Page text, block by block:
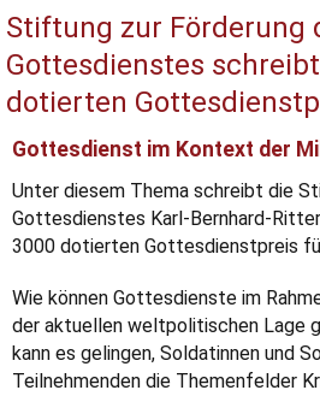
Stiftung zur Förderung
Gottesdienstes
dotierten
Gottesdienst im Kontext der
Unter diesem Thema schreibt die
Gottesdienstes Karl-Bernhard-
3000 dotierten Gottesdienstpreis
Wie können Gottesdienste im
der aktuellen weltpolitischen Lage
kann es gelingen, Soldatinnen und
Teilnehmenden die Themenfelder